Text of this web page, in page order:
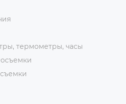
термометры, часы